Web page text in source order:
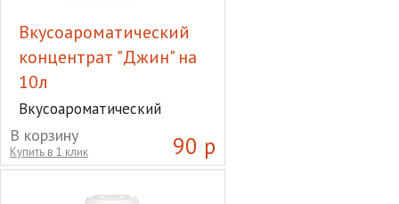
Вкусоароматический
концентрат "Джин" на
10л
Вкусоароматический
концентрат "Джин" на 10л
90 р
В корзину
Купить в 1 клик